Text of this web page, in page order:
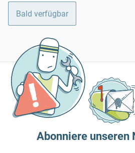
Bald verfügbar
Abonniere unseren